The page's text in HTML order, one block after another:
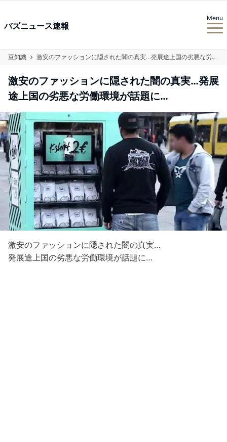
バズニュース速報
Menu
豆知識 激安のファッションに隠された闇の真実…発展途上国の劣悪な労働環境が話題に…
激安のファッションに隠された闇の真実…発展
途上国の劣悪な労働環境が話題に…
激安のファッションに隠された闇の真実…
発展途上国の劣悪な労働環境が話題に…